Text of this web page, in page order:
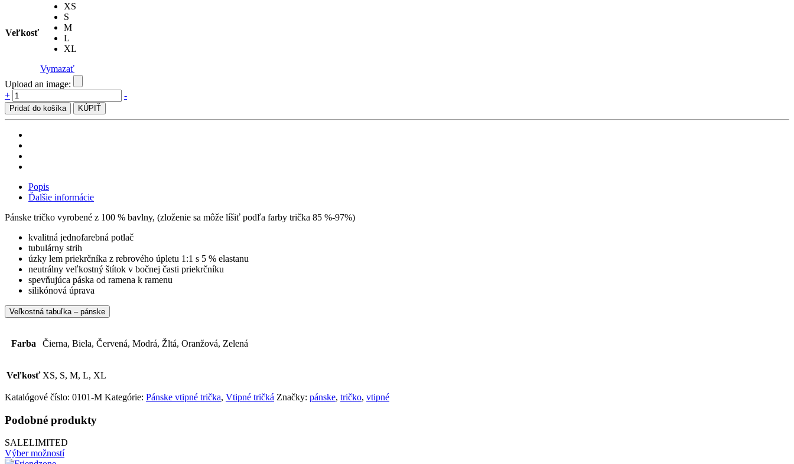
Veľkosť
XS
S
M
L
XL
Vymazať
Upload an image:
3Mše!
množstvo
+ -
Pridať do košíka KÚPIŤ
Popis
Ďalšie informácie
Pánske tričko vyrobené z 100 % bavlny, (zloženie sa môže líšiť podľa farby trička 85 %-97%)
kvalitná jednofarebná potlač
tubulárny strih
úzky lem priekrčníka z rebrového úpletu 1:1 s 5 % elastanu
neutrálny veľkostný štítok v bočnej časti priekrčníku
spevňujúca páska od ramena k ramenu
silikónová úprava
Veľkostná tabuľka – pánske
Farba Čierna, Biela, Červená, Modrá, Žltá, Oranžová, Zelená
Veľkosť XS, S, M, L, XL
Katalógové číslo: 0101-M Kategórie: Pánske vtipné trička, Vtipné tričká Značky: pánske, tričko, vtipné
Podobné produkty
SALELIMITED
Výber možností